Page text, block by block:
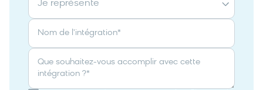
Je représente
Nom de l'intégration*
Que souhaitez-vous accomplir avec cette
intégration ?*